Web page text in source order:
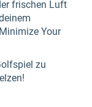
frischen Luft
Your
zu